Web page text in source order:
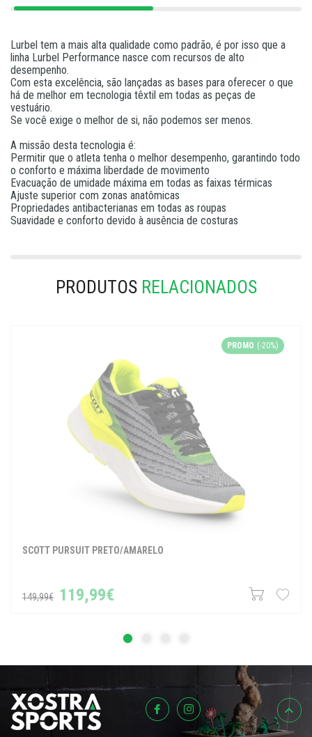
Lurbel tem a mais alta qualidade como padrão, é por isso que a
linha Lurbel Performance nasce com recursos de alto
desempenho.
Com esta excelência, são lançadas as bases para oferecer o que
há de melhor em tecnologia têxtil em todas as peças de
vestuário.
Se você exige o melhor de si, não podemos ser menos.
A missão desta tecnologia é:
Permitir que o atleta tenha o melhor desempenho, garantindo todo
o conforto e máxima liberdade de movimento
Evacuação de umidade máxima em todas as faixas térmicas
Ajuste superior com zonas anatômicas
Propriedades antibacterianas em todas as roupas
Suavidade e conforto devido à ausência de costuras
PRODUTOSRELACIONADOS
PROMO (-20%)
SCOTT PURSUIT PRETO/AMARELO
149,99€ 119,99€